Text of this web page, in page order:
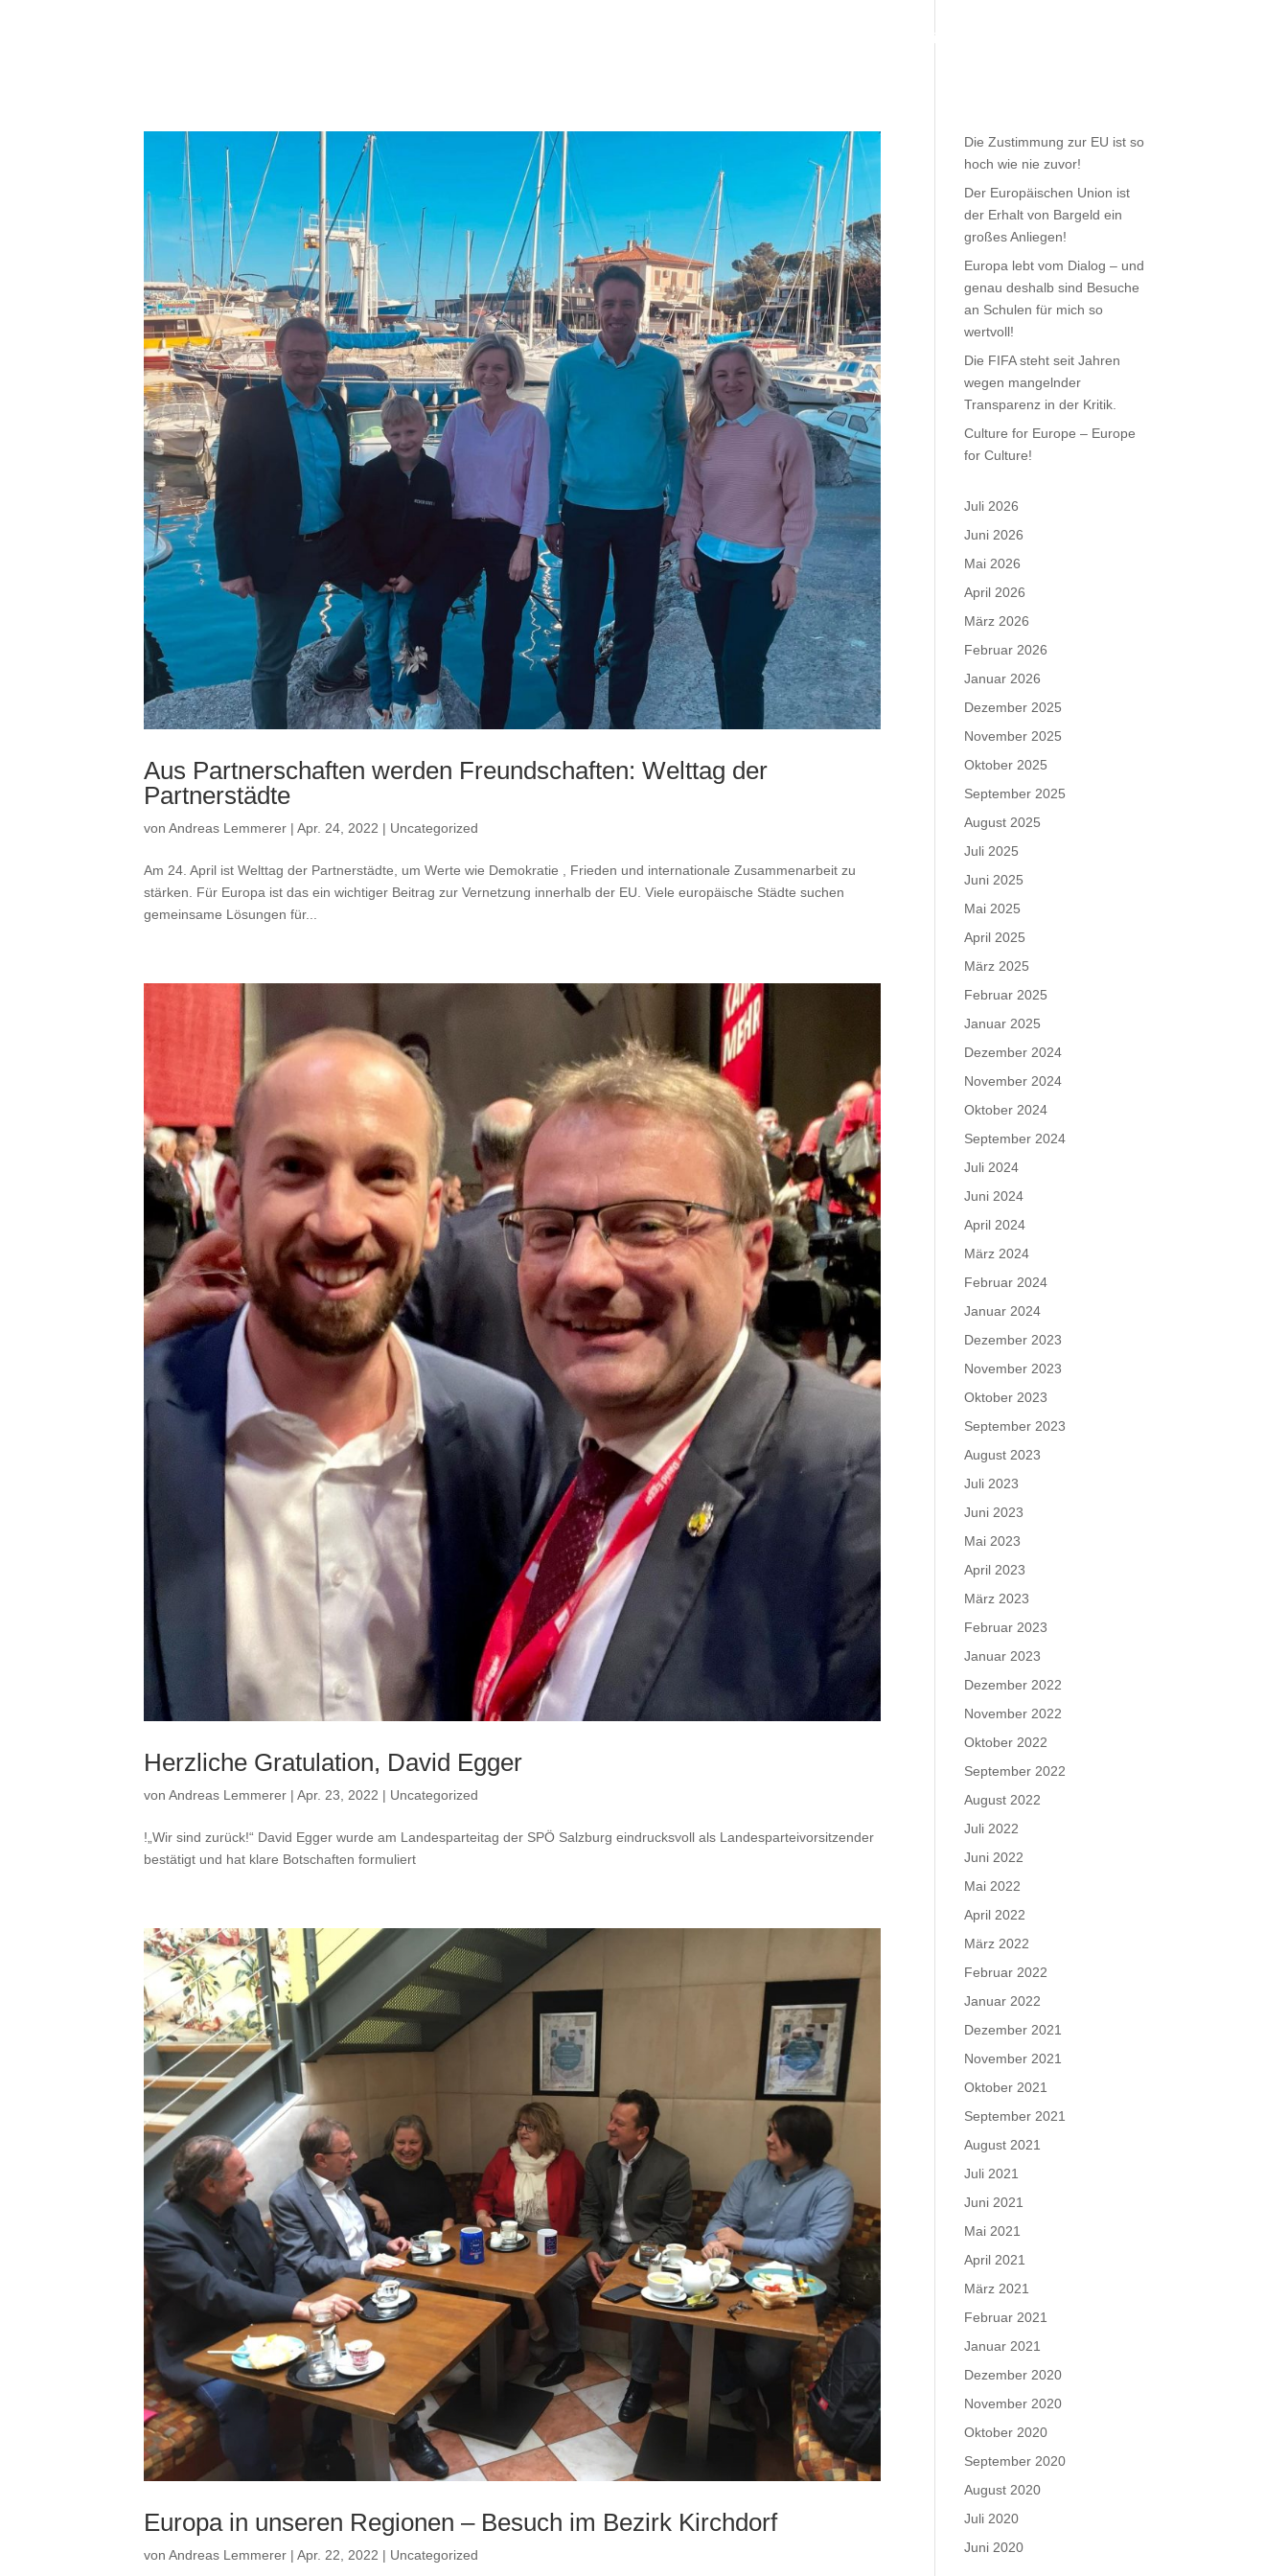
Meine Arbeit
Aus Partnerschaften werden Freundschaften: Welttag der
Partnerstädte
von Andreas Lemmerer| Apr. 24, 2022 | Uncategorized
Am 24. April ist Welttag der Partnerstädte, um Werte wie Demokratie , Frieden und internationale Zusammenarbeit zu
stärken. Für Europa ist das ein wichtiger Beitrag zur Vernetzung innerhalb der EU. Viele europäische Städte suchen
gemeinsame Lösungen für...
Herzliche Gratulation, David Egger
von Andreas Lemmerer| Apr. 23, 2022 | Uncategorized
!„Wir sind zurück!“ David Egger wurde am Landesparteitag der SPÖ Salzburg eindrucksvoll als Landesparteivorsitzender
bestätigt und hat klare Botschaften formuliert
Europa in unseren Regionen – Besuch im Bezirk Kirchdorf
von Andreas Lemmerer| Apr. 22, 2022 | Uncategorized
Die Zustimmung zur EU ist so
hoch wie nie zuvor!
Der Europäischen Union ist
der Erhalt von Bargeld ein
großes Anliegen!
Europa lebt vom Dialog – und
genau deshalb sind Besuche
an Schulen für mich so
wertvoll!
Die FIFA steht seit Jahren
wegen mangelnder
Transparenz in der Kritik.
Culture for Europe – Europe
for Culture!
Juli 2026
Juni 2026
Mai 2026
April 2026
März 2026
Februar 2026
Januar 2026
Dezember 2025
November 2025
Oktober 2025
September 2025
August 2025
Juli 2025
Juni 2025
Mai 2025
April 2025
März 2025
Februar 2025
Januar 2025
Dezember 2024
November 2024
Oktober 2024
September 2024
Juli 2024
Juni 2024
April 2024
März 2024
Februar 2024
Januar 2024
Dezember 2023
November 2023
Oktober 2023
September 2023
August 2023
Juli 2023
Juni 2023
Mai 2023
April 2023
März 2023
Februar 2023
Januar 2023
Dezember 2022
November 2022
Oktober 2022
September 2022
August 2022
Juli 2022
Juni 2022
Mai 2022
April 2022
März 2022
Februar 2022
Januar 2022
Dezember 2021
November 2021
Oktober 2021
September 2021
August 2021
Juli 2021
Juni 2021
Mai 2021
April 2021
März 2021
Februar 2021
Januar 2021
Dezember 2020
November 2020
Oktober 2020
September 2020
August 2020
Juli 2020
Juni 2020